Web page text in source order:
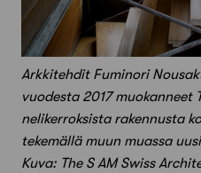
Arkkitehdit Fuminori
vuodesta 2017 muokanneet
nelikerroksista rakennusta
tekemällä muun muassa
Kuva: The S AM Swiss